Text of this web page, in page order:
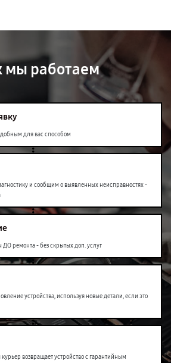
мы работаем
для вас способом
и сообщим о выявленных неисправностях -
ремонта - без скрытых доп. услуг
устройства, используя новые детали, если это
возвращает устройство с гарантийным